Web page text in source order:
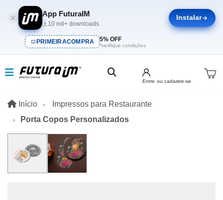
App FuturaIM
10 mil+ downloads
Instalar
PRIMEIRACOMPRA 5% OFF
*verifique condições
Entre ou cadastre-se
InícioInícioImpressos para Restaurante
Porta Copos Personalizados